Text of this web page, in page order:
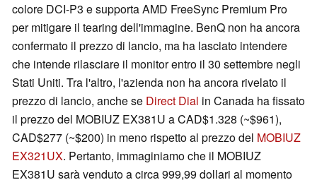
colore DCI-P3 e supporta AMD FreeSync Premium Pro
per mitigare il tearing dell'immagine. BenQ non ha ancora
confermato il prezzo di lancio, ma ha lasciato intendere
che intende rilasciare il monitor entro il 30 settembre negli
Stati Uniti. Tra l'altro, l'azienda non ha ancora rivelato il
prezzo di lancio, anche se Direct Dial in Canada ha fissato
il prezzo del MOBIUZ EX381U a CAD$1.328 (~$961),
CAD$277 (~$200) in meno rispetto al prezzo del MOBIUZ
EX321UX. Pertanto, immaginiamo che il MOBIUZ
EX381U sarà venduto a circa 999,99 dollari al momento